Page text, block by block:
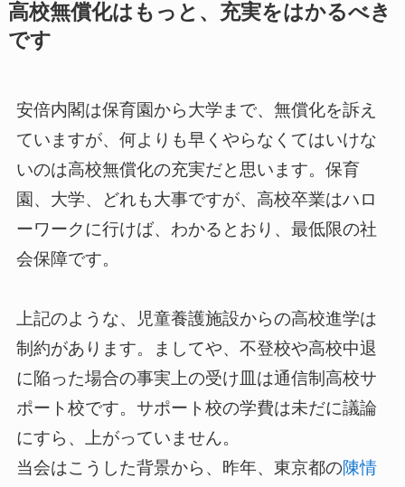
高校無償化はもっと、充実をはかるべき
です
安倍内閣は保育園から大学まで、無償化を訴え
ていますが、何よりも早くやらなくてはいけな
いのは高校無償化の充実だと思います。保育
園、大学、どれも大事ですが、高校卒業はハロ
ーワークに行けば、わかるとおり、最低限の社
会保障です。
上記のような、児童養護施設からの高校進学は
制約があります。ましてや、不登校や高校中退
に陥った場合の事実上の受け皿は通信制高校サ
ポート校です。サポート校の学費は未だに議論
にすら、上がっていません。
当会はこうした背景から、昨年、東京都の陳情